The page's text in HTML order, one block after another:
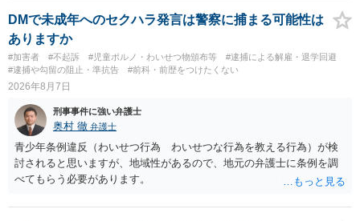
DMで未成年へのセクハラ発言は警察に捕まる可能性は
ありますか
#加害者 #不起訴 #児童ポルノ・わいせつ物頒布等
#逮捕による解雇・退学回避
#逮捕や勾留の阻止・準抗告
#前科・前歴をつけたくない
2026年8月7日
刑事事件に強い弁護士
奥村 徹 弁護士
青少年条例違反（わいせつ行為 わいせつな行為を教える行為）が検
討されると思いますが、地域性があるので、地元の弁護士に条例を調
べてもらう必要があります。